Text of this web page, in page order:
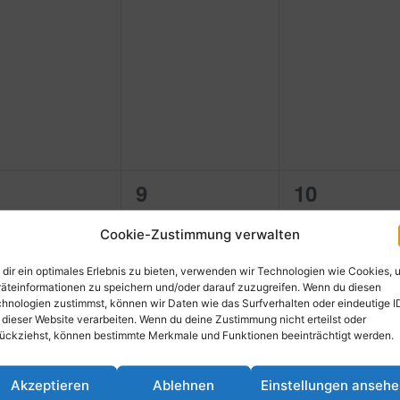
Cookie-Zustimmung verwalten
dir ein optimales Erlebnis zu bieten, verwenden wir Technologien wie Cookies,
zu speichern und/oder darauf zuzugreifen. Wenn du diesen
zustimmst, können wir Daten wie das Surfverhalten oder eindeutige
Website verarbeiten. Wenn du deine Zustimmung nicht erteilst oder
können bestimmte Merkmale und Funktionen beeinträchtigt werden.
Akzeptieren Ablehnen Einstellungen
2
Veranstaltungen,
9
TFC – HG Nürnberg
TFC Ludwigshafen – HG
Nürnberg (1. Herren)
0
10
0
Veranstaltungen,
16
0
17